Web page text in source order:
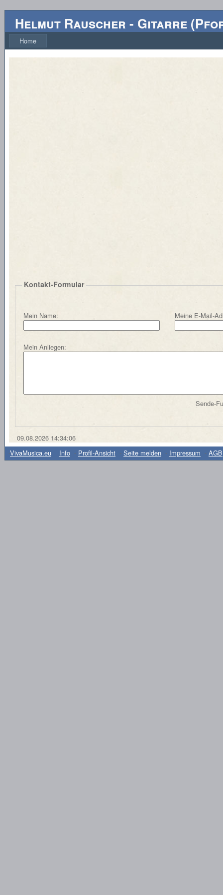
Helmut Rauscher - Gitarre (
Home
Kontakt-Formular
Mein Name: Meine E-Mail-
Mein Anliegen:
Sende-
09.08.2026 14:34:06
-VivaMusica.eu Info - Profil-Ansicht - Seite melden - Impressum - AGB